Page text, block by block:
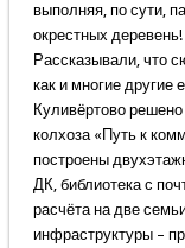
выполняя, по сути,
окрестных
Рассказывали, что
как и многие другие
Куливёртово
колхоза «Путь к
построены
ДК, библиотека с
расчёта на две
инфраструктуры –